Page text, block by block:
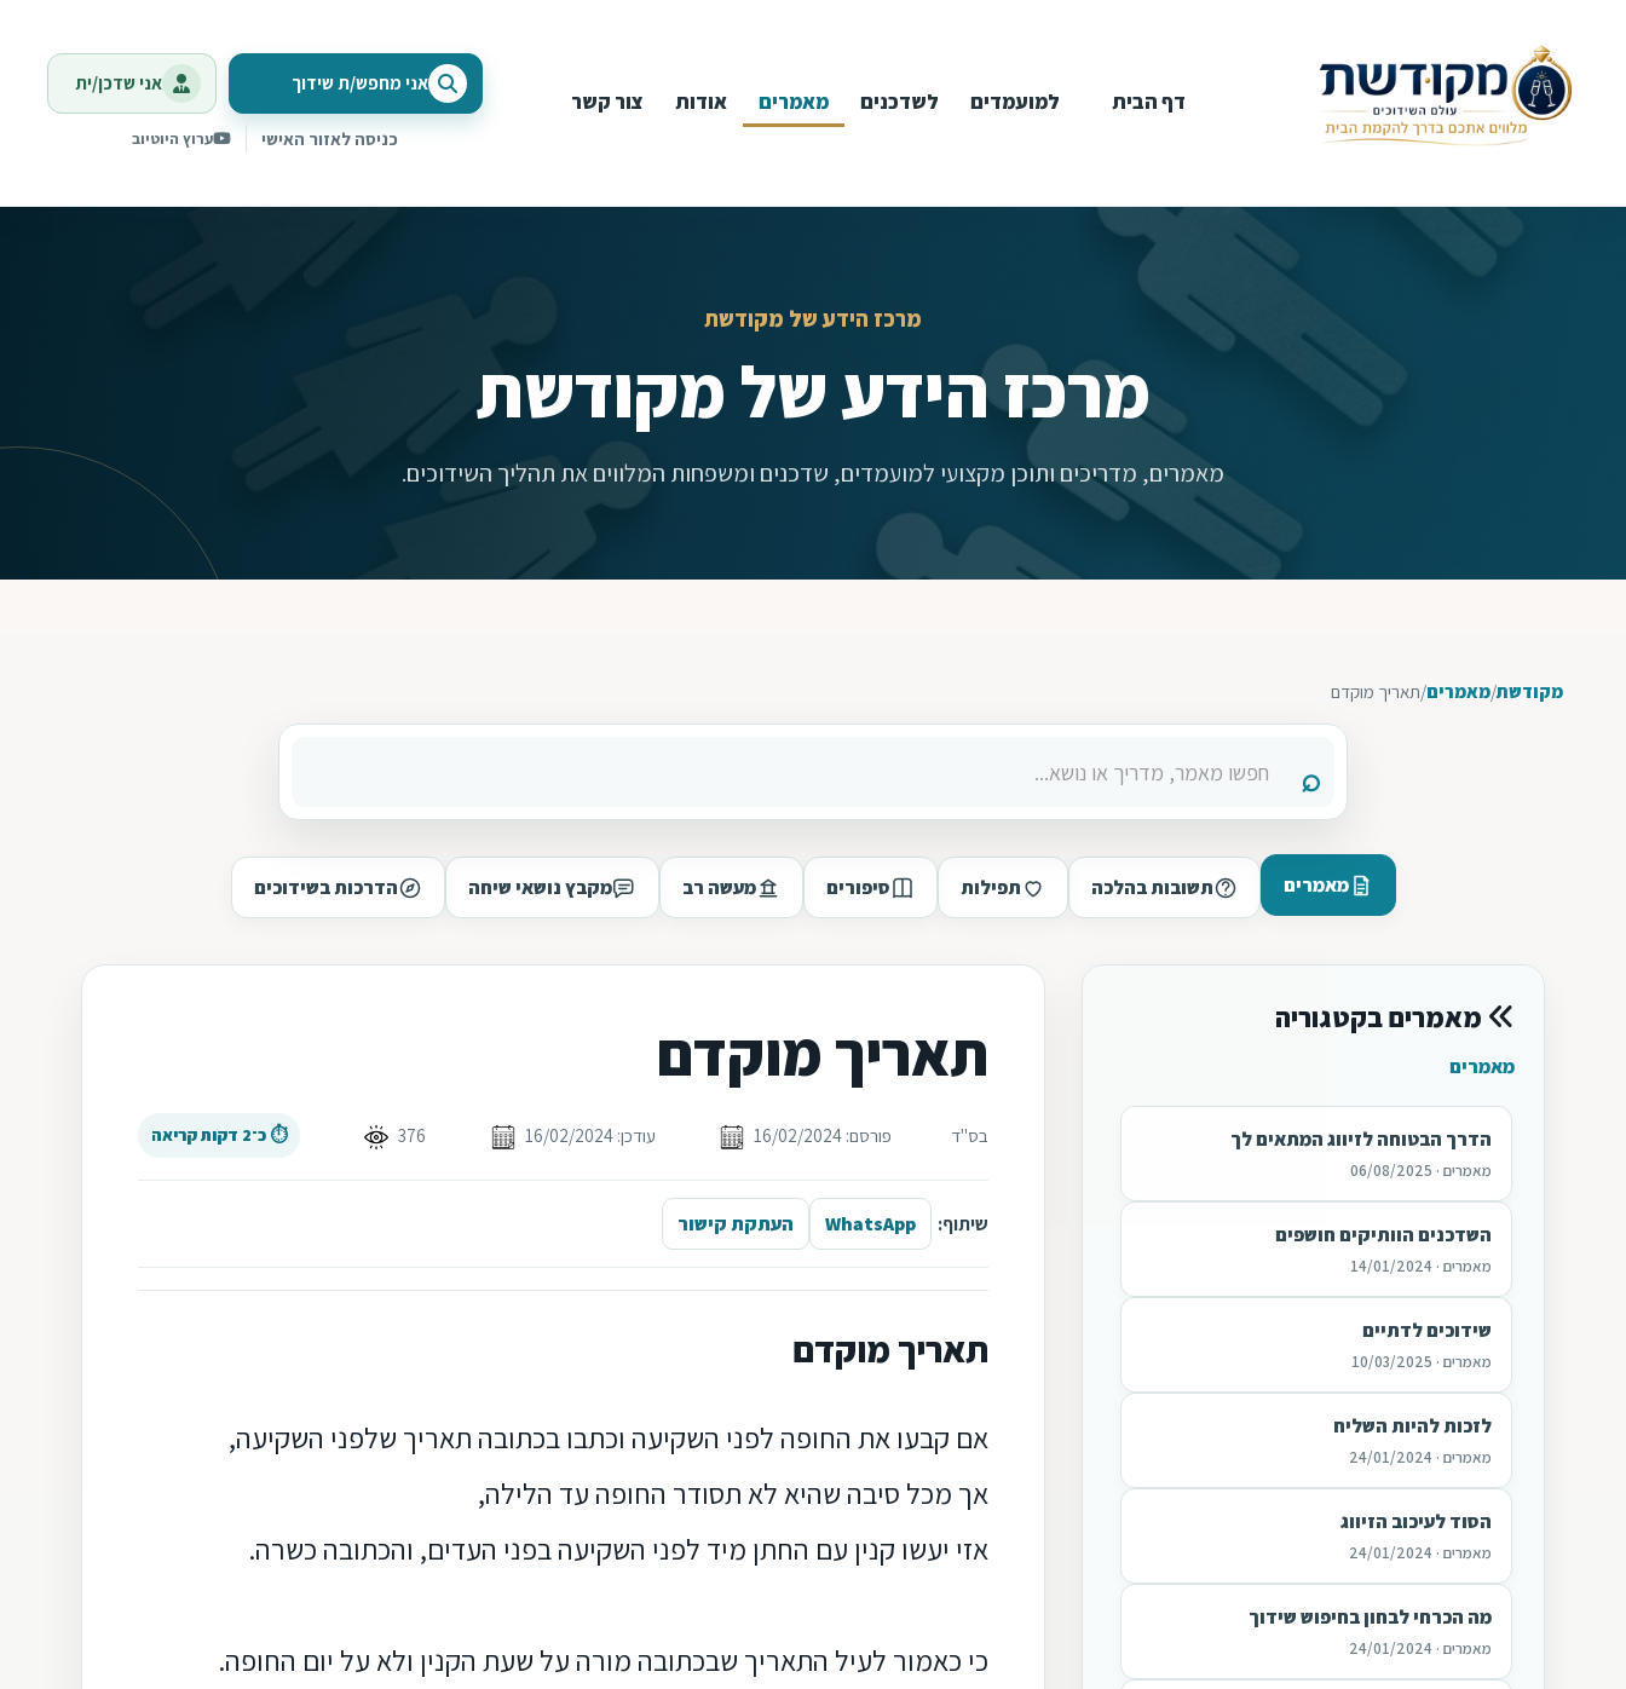
דף הבית למועמדים לשדכנים מאמרים אודות צור קשר
אני מחפש/ת שידוך אני שדכן/ית
כניסה לאזור האישי ערוץ היוטיוב
מרכז הידע של מקודשת
מרכז הידע של מקודשת
מאמרים, מדריכים ותוכן מקצועי למועמדים, שדכנים ומשפחות המלווים את תהליך השידוכים.
מקודשת/מאמרים/תאריך מוקדם
מאמרים תשובות בהלכה תפילות סיפורים מעשה רב מקבץ נושאי שיחה הדרכות בשידוכים
מאמרים בקטגוריה
מאמרים
הדרך הבטוחה לזיווג המתאים לך
מאמרים · 06/08/2025
השדכנים הוותיקים חושפים
מאמרים · 14/01/2024
שידוכים לדתיים
מאמרים · 10/03/2025
לזכות להיות השליח
מאמרים · 24/01/2024
הסוד לעיכוב הזיווג
מאמרים · 24/01/2024
מה הכרחי לבחון בחיפוש שידוך
מאמרים · 24/01/2024
תאריך מוקדם
בס"ד פורסם: 16/02/2024 עודכן: 16/02/2024 376 ⏱ כ־2 דקות קריאה
שיתוף: WhatsApp העתקת קישור
תאריך מוקדם
אם קבעו את החופה לפני השקיעה וכתבו בכתובה תאריך שלפני השקיעה,
אך מכל סיבה שהיא לא תסודר החופה עד הלילה,
אזי יעשו קנין עם החתן מיד לפני השקיעה בפני העדים, והכתובה כשרה.
כי כאמור לעיל התאריך שבכתובה מורה על שעת הקנין ולא על יום החופה.